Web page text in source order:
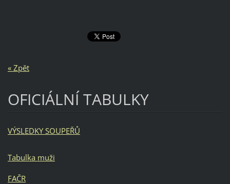
« Zpět
OFICIÁLNÍ TABULKY
VÝSLEDKY SOUPEŘŮ
Tabulka muži
FAČR